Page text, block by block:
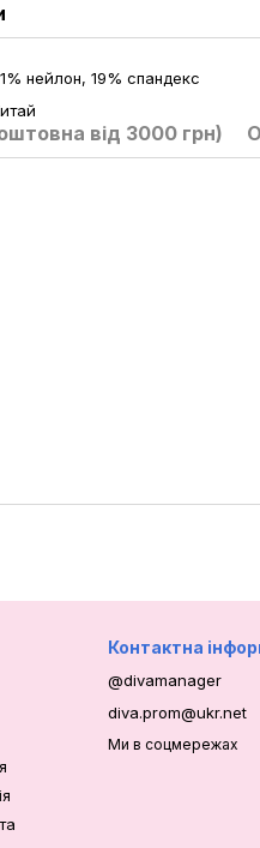
нейлон, 19% спандекс
від 3000 грн)
Контактна
@divamanager
diva.prom@ukr.net
Ми в соцмережах